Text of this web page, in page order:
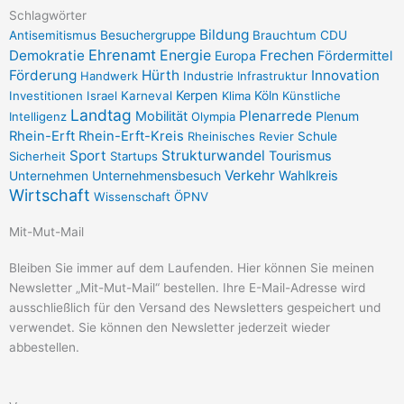
t
a
g
r
a
m
e
b
o
o
k
-
f
Schlagwörter
Antisemitismus Besuchergruppe Bildung Brauchtum CDU
Demokratie Ehrenamt Energie Europa Frechen Fördermittel
Förderung Handwerk Hürth Industrie Infrastruktur Innovation
Investitionen Israel Karneval Kerpen Klima Köln Künstliche
Intelligenz Landtag Mobilität Olympia Plenarrede Plenum
Rhein-Erft Rhein-Erft-Kreis Rheinisches Revier Schule
Sicherheit Sport Startups Strukturwandel Tourismus
Unternehmen Unternehmensbesuch Verkehr Wahlkreis
Wirtschaft Wissenschaft ÖPNV
Mit-Mut-Mail
Bleiben Sie immer auf dem Laufenden. Hier können Sie meinen
Newsletter „Mit-Mut-Mail“ bestellen. Ihre E-Mail-Adresse wird
ausschließlich für den Versand des Newsletters gespeichert und
verwendet. Sie können den Newsletter jederzeit wieder
abbestellen.